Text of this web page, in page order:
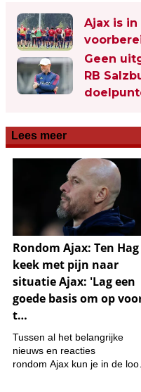
Ajax is
Geen
RB